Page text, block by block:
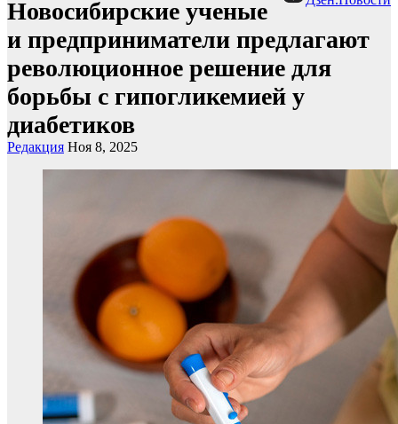
Новосибирские ученые
и предприниматели предлагают
революционное решение для
борьбы с гипогликемией у
диабетиков
Редакция Ноя 8, 2025